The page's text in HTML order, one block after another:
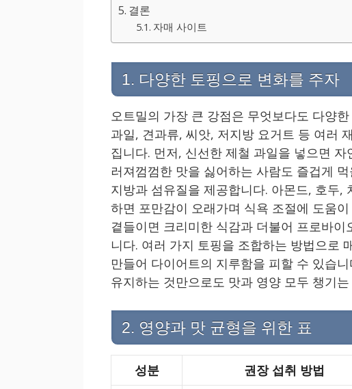
결론
자매 사이트
1. 다양한 토핑으로 변화를 주자
오트밀의 가장 큰 강점은 무엇보다도 다양
과일, 견과류, 씨앗, 저지방 요거트 등 여러
집니다. 먼저, 신선한 제철 과일을 넣으면
러져껌껌한 맛을 싫어하는 사람도 즐겁게
지방과 섬유질을 제공합니다. 아몬드, 호두,
하면 포만감이 오래가며 식욕 조절에 도움
곁들이면 크리미한 식감과 더불어 프로바
니다. 여러 가지 토핑을 조합하는 방법으로
만들어 다이어트의 지루함을 피할 수 있습
유지하는 것만으로도 맛과 영양 모두 챙기
2. 영양과 맛 균형을 위한 표
성분 권장 섭취 방법